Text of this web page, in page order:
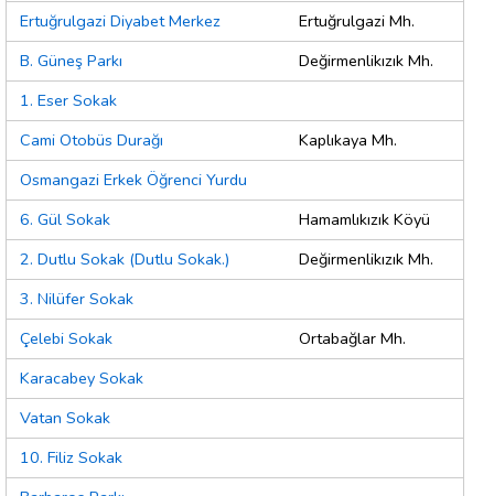
Ertuğrulgazi Diyabet Merkez
Ertuğrulgazi Mh.
B. Güneş Parkı
Değirmenlikızık Mh.
1. Eser Sokak
Cami Otobüs Durağı
Kaplıkaya Mh.
Osmangazi Erkek Öğrenci Yurdu
6. Gül Sokak
Hamamlıkızık Köyü
2. Dutlu Sokak (Dutlu Sokak.)
Değirmenlikızık Mh.
3. Nilüfer Sokak
Çelebi Sokak
Ortabağlar Mh.
Karacabey Sokak
Vatan Sokak
10. Filiz Sokak